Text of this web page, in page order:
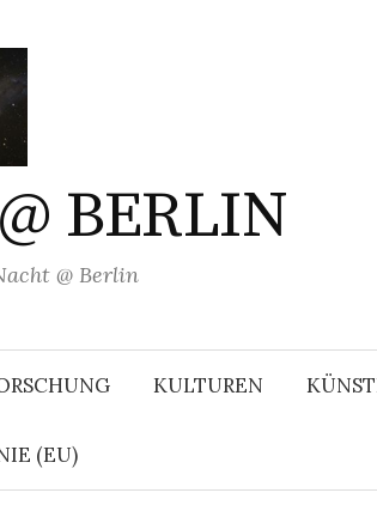
BERLIN
@ Berlin
KULTUREN
(EU)